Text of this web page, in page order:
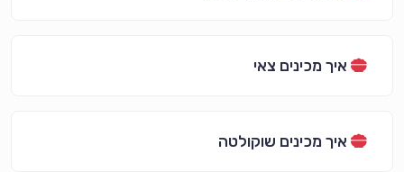
איך מכינים צאי
איך מכינים שוקולטה